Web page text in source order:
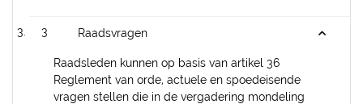
3 Raadsvragen
Raadsleden kunnen op basis van artikel 36
Reglement van orde, actuele en spoedeisende
vragen stellen die in de vergadering mondeling